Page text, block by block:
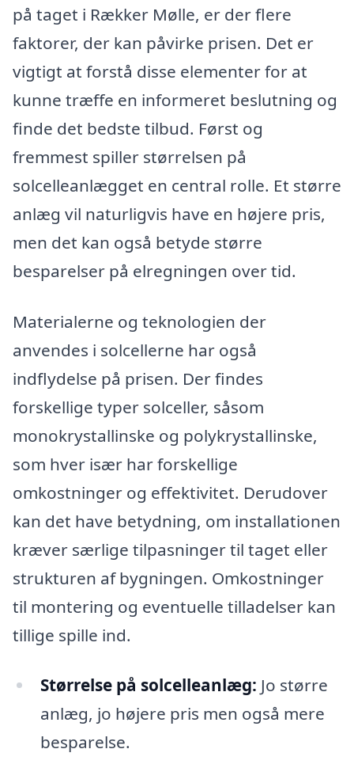
på taget i Rækker Mølle, er der flere
faktorer, der kan påvirke prisen. Det er
vigtigt at forstå disse elementer for at
kunne træffe en informeret beslutning og
finde det bedste tilbud. Først og
fremmest spiller størrelsen på
solcelleanlægget en central rolle. Et større
anlæg vil naturligvis have en højere pris,
men det kan også betyde større
besparelser på elregningen over tid.
Materialerne og teknologien der
anvendes i solcellerne har også
indflydelse på prisen. Der findes
forskellige typer solceller, såsom
monokrystallinske og polykrystallinske,
som hver især har forskellige
omkostninger og effektivitet. Derudover
kan det have betydning, om installationen
kræver særlige tilpasninger til taget eller
strukturen af bygningen. Omkostninger
til montering og eventuelle tilladelser kan
tillige spille ind.
Størrelse på solcelleanlæg: Jo større
anlæg, jo højere pris men også mere
besparelse.